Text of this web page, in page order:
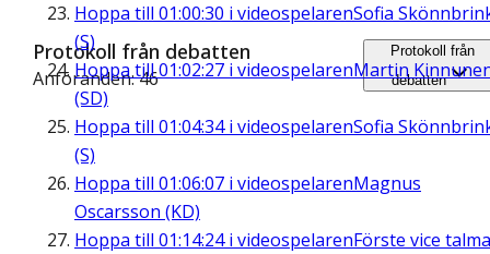
Hoppa till 01:00:30 i videospelarenSofia
(S)
Hoppa till01:02:27 i videospelarenMartin
(SD)
Hoppa till 01:04:34i videospelarenSofia
(S)
Hoppa till 01:06:07 i videospelarenMagnus
Oscarsson (KD)
Hoppa till 01:14:24i videospelarenFörste vice
Protokoll från debatten
Anföranden: 46
Protokoll från
debatten